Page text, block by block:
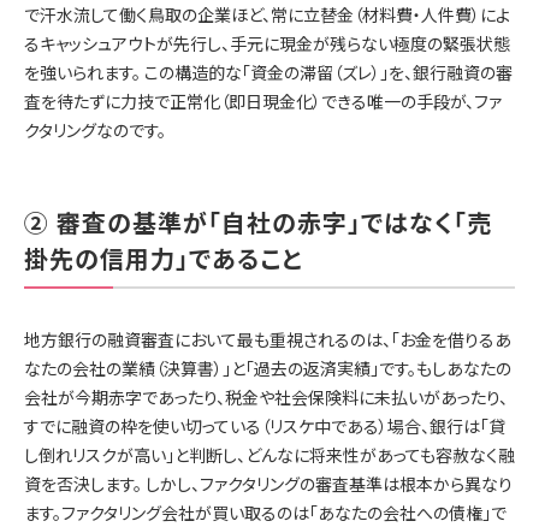
で汗水流して働く鳥取の企業ほど、常に立替金（材料費・人件費）によ
るキャッシュアウトが先行し、手元に現金が残らない極度の緊張状態
を強いられます。 この構造的な「資金の滞留（ズレ）」を、銀行融資の審
査を待たずに力技で正常化（即日現金化）できる唯一の手段が、ファ
クタリングなのです。
② 審査の基準が「自社の赤字」ではなく「売
掛先の信用力」であること
地方銀行の融資審査において最も重視されるのは、「お金を借りるあ
なたの会社の業績（決算書）」と「過去の返済実績」です。もしあなたの
会社が今期赤字であったり、税金や社会保険料に未払いがあったり、
すでに融資の枠を使い切っている（リスケ中である）場合、銀行は「貸
し倒れリスクが高い」と判断し、どんなに将来性があっても容赦なく融
資を否決します。 しかし、ファクタリングの審査基準は根本から異なり
ます。ファクタリング会社が買い取るのは「あなたの会社への債権」で